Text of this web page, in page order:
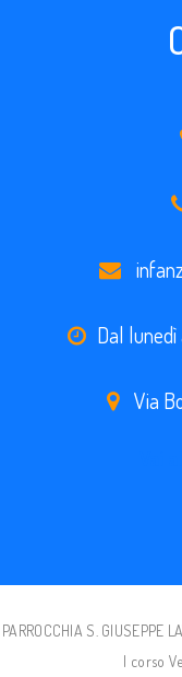
Dal
Via
PARROCCHIA S. GIUSEPPE
| corso